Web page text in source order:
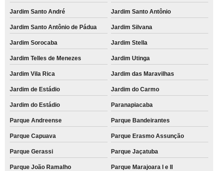
Jardim Santo André Jardim Santo Antônio
Jardim Santo Antônio de Pádua Jardim Silvana
Jardim Sorocaba Jardim Stella
Jardim Telles de Menezes Jardim Utinga
Jardim Vila Rica Jardim das Maravilhas
Jardim de Estádio Jardim do Carmo
Jardim do Estádio Paranapiacaba
Parque Andreense Parque Bandeirantes
Parque Capuava Parque Erasmo Assunção
Parque Gerassi Parque Jaçatuba
Parque João Ramalho Parque Marajoara I e II